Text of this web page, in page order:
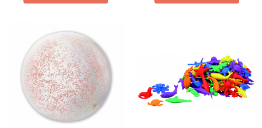
Stimulare auditiva
Stimulare olfactivă
Stimulare tactila
Stimulare vizuala
Terapie de integrare senzorială